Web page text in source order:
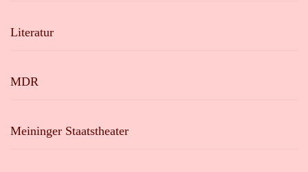
Literatur
MDR
Meininger Staatstheater